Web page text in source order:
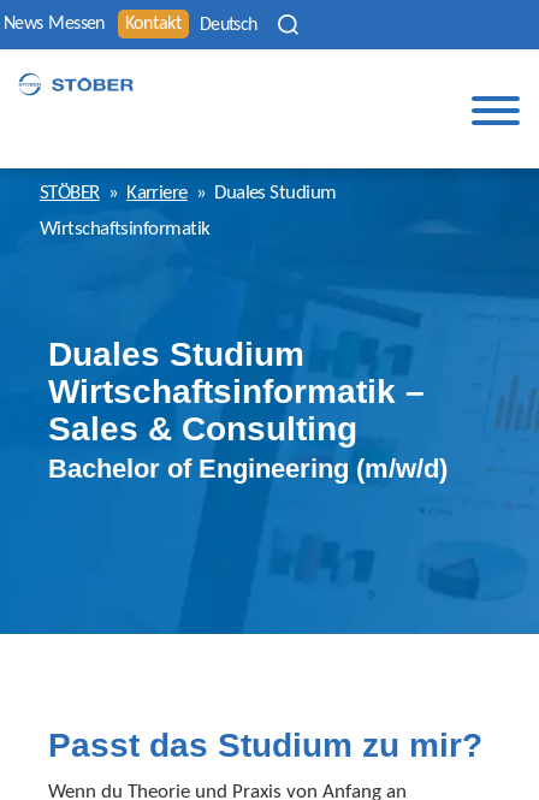
News Messen Kontakt Deutsch
STÖBER » Karriere » Duales Studium
Wirtschaftsinformatik
Duales Studium
Wirtschaftsinformatik –
Sales & Consulting
Bachelor of Engineering (m/w/d)
Passt das Studium zu mir?
Wenn du Theorie und Praxis von Anfang an